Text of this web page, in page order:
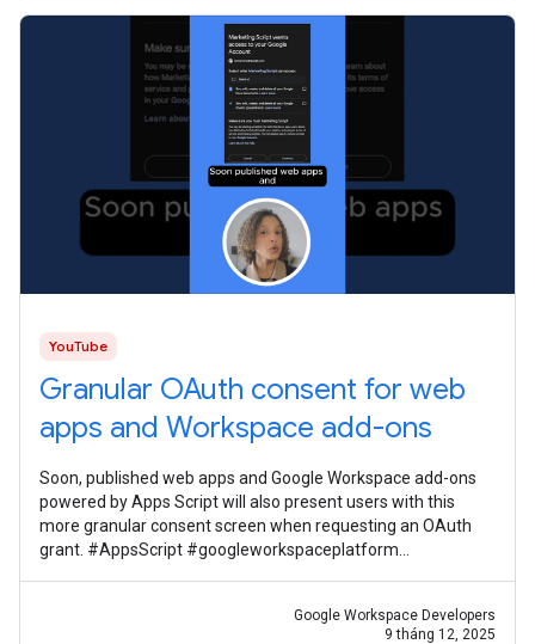
YouTube
Granular OAuth consent for web
apps and Workspace add-ons
Soon, published web apps and Google Workspace add-ons
powered by Apps Script will also present users with this
more granular consent screen when requesting an OAuth
grant. #AppsScript #googleworkspaceplatform
Google Workspace Developers
9 tháng 12, 2025